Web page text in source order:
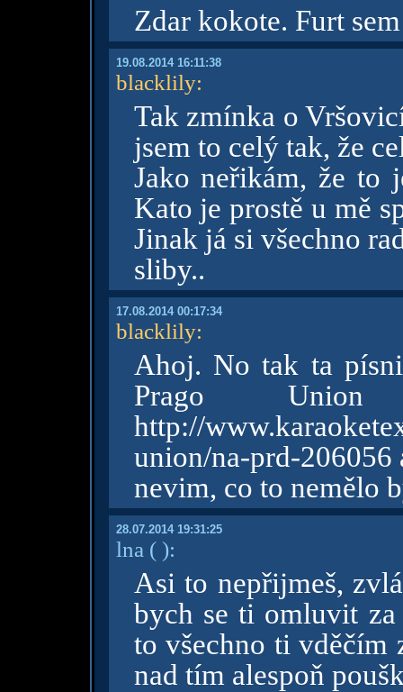
Zdar kokote. Furt
19.08.2014 16:11:38
blacklily:
Tak zmínka o
jsem to celý tak, že
Jako neřikám, že to
Kato je prostě u mě
Jinak já si všechno
sliby..
17.08.2014 00:17:34
blacklily:
Ahoj. No tak ta
Prago
http://
union/na-prd-
nevim, co to nemělo
28.07.2014 19:31:25
lna ( ):
Asi to nepřijmeš,
bych se ti omluvit
to všechno ti vděčím
nad tím alespoň